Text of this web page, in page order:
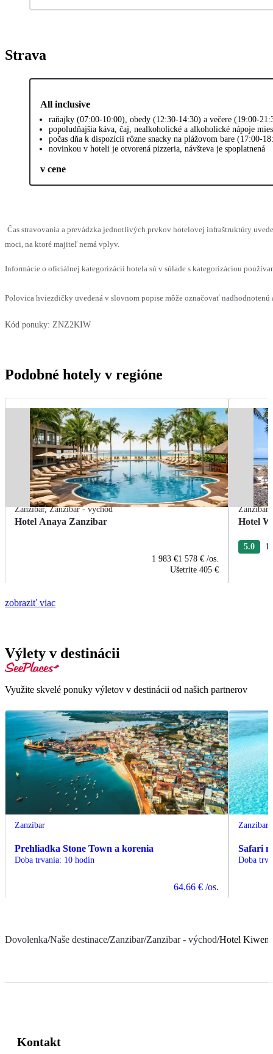
Strava
All inclusive
raňajky (07:00-10:00), obedy (12:30-14:30) a večere (19:00-
popoludňajšia káva, čaj, nealkoholické a alkoholické nápoje
počas dňa k dispozícii rôzne snacky na plážovom bare (17:00-
novinkou v hoteli je otvorená pizzeria, návšteva je spoplatnená
v cene
Čas stravovania a prevádzka jednotlivých prvkov hotelovej infraštruktúry
moci, na ktoré majiteľ nemá vplyv.
Informácie o oficiálnej kategorizácii hotela sú v súlade s kategorizáciou
Polovica hviezdičky uvedená v slovnom popise môže označovať
Kód ponuky: ZNZ2KIW
Podobné hotely v regióne
Zanzibar,Zanzibar - východ
Hotel Anaya Zanzibar
1 983 €1 578 € /os.
Ušetrite 405 €
Zanzibar
Hotel
5.0
zobraziť viac
Výlety v destinácii
Využite skvelé ponuky výletov v destinácii od našich partnerov
Zanzibar
Prehliadka Stone Town a korenia
Doba trvania: 10 hodín
64.66 € /os.
Zanzibar
Safari
Doba
Dovolenka/Naše destinace/Zanzibar/Zanzibar - východ/Hotel
Kontakt